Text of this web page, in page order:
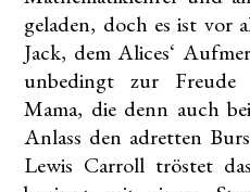
geladen, doch es ist vor
Jack, dem Alices‘
unbedingt zur Freude
Mama, die denn auch
Anlass den adretten
Lewis Carroll tröstet